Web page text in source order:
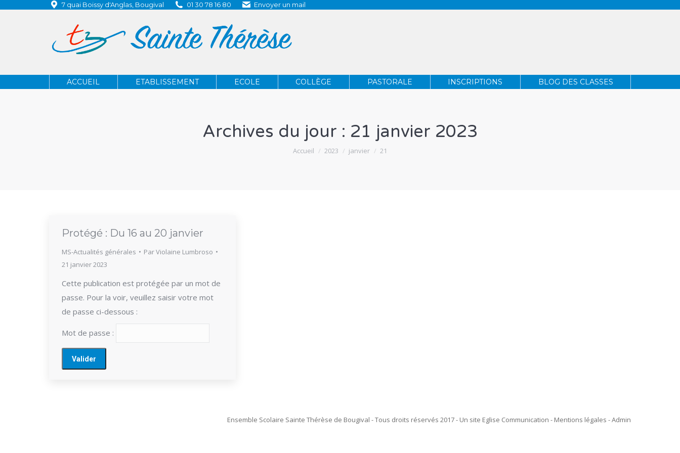
7 quai Boissy d'Anglas, Bougival 01 30 78 16 80 Envoyer un mail
ACCUEIL ETABLISSEMENT ECOLE COLLÈGE PASTORALE INSCRIPTIONS BLOG DES CLASSES
Archives du jour : 21 janvier 2023
Vous êtes ici :
Accueil 2023 janvier 21
Protégé : Du 16 au 20 janvier
MS-Actualités générales ParViolaine Lumbroso
21 janvier 2023
Cette publication est protégée par un mot de
passe. Pour la voir, veuillez saisir votre mot
de passe ci-dessous :
Mot de passe :
Ensemble Scolaire Sainte Thérèse de Bougival - Tous droits réservés 2017 - Un site Eglise Communication - Mentions légales -Admin